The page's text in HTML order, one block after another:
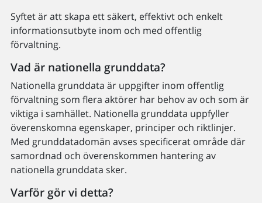
Syftet är att skapa ett säkert, effektivt och enkelt
informationsutbyte inom och med offentlig
förvaltning.
Vad är nationella grunddata?
Nationella grunddata är uppgifter inom offentlig
förvaltning som flera aktörer har behov av och som är
viktiga i samhället. Nationella grunddata uppfyller
överenskomna egenskaper, principer och riktlinjer.
Med grunddatadomän avses specificerat område där
samordnad och överenskommen hantering av
nationella grunddata sker.
Varför gör vi detta?